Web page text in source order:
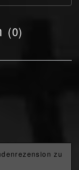
(0)
zu